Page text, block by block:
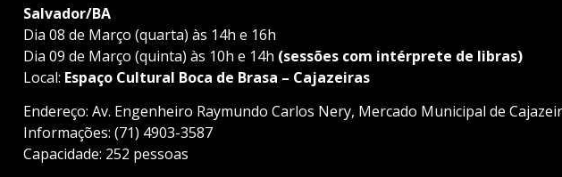
Salvador/BA
Dia 08 de Março (quarta) às 14h e 16h
Dia 09 de Março (quinta) às 10h e 14h (sessões com intérprete de libras)
Local: Espaço Cultural Boca de Brasa – Cajazeiras
Endereço: Av. Engenheiro Raymundo Carlos Nery, Mercado Municipal de
Informações: (71) 4903-3587
Capacidade: 252 pessoas